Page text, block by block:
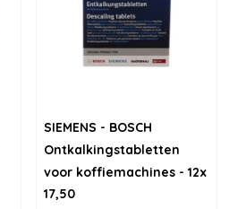
SIEMENS - BOSCH
Ontkalkingstabletten
voor koffiemachines - 12x
18 gram
17,50